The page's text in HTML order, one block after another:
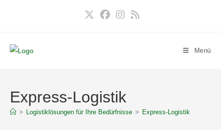
Menü
Express-Logistik
> Logistiklösungen für Ihre Bedürfnisse > Express-Logistik